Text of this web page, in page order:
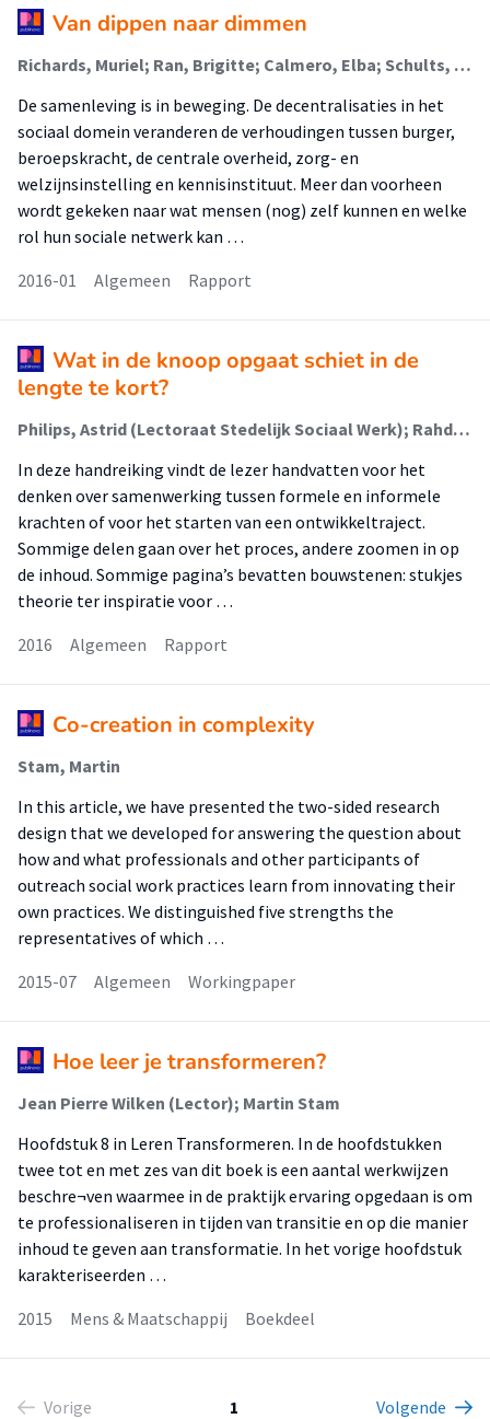
Van dippen naar dimmen
Richards, Muriel; Ran, Brigitte; Calmero, Elba; Schults, Tes; Stijkel, Anne; Thakoersingh, Vydia; Calmez, Hildo; Huinink, Wanda; Creebsburg, Mirjam; Malik, Saba; Klappe, Karine; Otto, Jurriaan; Hoogenhout, Wilma; van Blijenburgh, Annette; Wintels-Hofman, Heidi; Mannaert, José; Acheampong, Izaac; van Bodengraven, Karin; Tromp, Menekse; Tuinfort, Maureen; Haveman, Annyk; van Vliet, Joyce; Hoogstad, Nathalie; Kroon, Coby; White, Raoul; Räkers, Marc; Kemmeren, Charlotte; Kemmeren, Jeroen; Hanekroot, Karin; Stam, Martin; de Koningh, Wonah; Bouwes, Tineke
De samenleving is in beweging. De decentralisaties in het
sociaal domein veranderen de verhoudingen tussen burger,
beroepskracht, de centrale overheid, zorg- en
welzijnsinstelling en kennisinstituut. Meer dan voorheen
wordt gekeken naar wat mensen (nog) zelf kunnen en welke
rol hun sociale netwerk kan …
2016-01
Algemeen Rapport
Wat in de knoop opgaat schiet in de
lengte te kort?
Philips, Astrid (Lectoraat Stedelijk Sociaal Werk); Rahder, Clotilde; Kroon, Coby; den Ouden, Doppy; Corsten, Erna; van der Naaten, Esmeralda; Teutscher, Femke; van den Berg, Greet; Ouariji, Hanan; van Wissen, Herman; Rol, Johan; van Nus, José; Hanekroot, Karin; Vonk, Liddy; Knips, Madelien; van Onna, Marita; Stam, Martin; Aziz, Mawash; Willemsen, Olga; Hofman, Paul; Schimmelpennink, Richard; Griffioen, Rupino; Albarda, Seth; Bouwes, Tineke; Walravens, Vanessa; de Koningh, Wonah; Kemmeren, Charlotte
In deze handreiking vindt de lezer handvatten voor het
denken over samenwerking tussen formele en informele
krachten of voor het starten van een ontwikkeltraject.
Sommige delen gaan over het proces, andere zoomen in op
de inhoud. Sommige pagina’s bevatten bouwstenen: stukjes
theorie ter inspiratie voor …
2016
Algemeen Rapport
Co-creation in complexity
Stam, Martin
In this article, we have presented the two-sided research
design that we developed for answering the question about
how and what professionals and other participants of
outreach social work practices learn from innovating their
own practices. We distinguished five strengths the
representatives of which …
2015-07
Algemeen Workingpaper
Hoe leer je transformeren?
Jean Pierre Wilken (Lector); Martin Stam
Hoofdstuk 8 in Leren Transformeren. In de hoofdstukken
twee tot en met zes van dit boek is een aantal werkwijzen
beschre¬ven waarmee in de praktijk ervaring opgedaan is om
te professionaliseren in tijden van transitie en op die manier
inhoud te geven aan transformatie. In het vorige hoofdstuk
karakteriseerden …
2015
Mens & Maatschappij Boekdeel
Vorige 1 Volgende